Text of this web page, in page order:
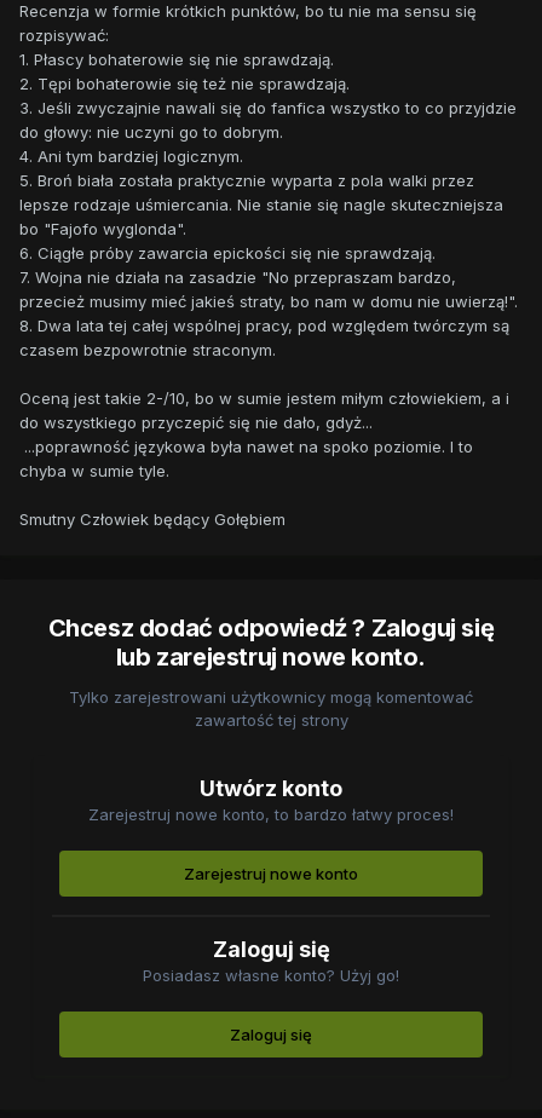
Recenzja w formie krótkich punktów, bo tu nie ma sensu się
rozpisywać:
1. Płascy bohaterowie się nie sprawdzają.
2. Tępi bohaterowie się też nie sprawdzają.
3. Jeśli zwyczajnie nawali się do fanfica wszystko to co przyjdzie
do głowy: nie uczyni go to dobrym.
4. Ani tym bardziej logicznym.
5. Broń biała została praktycznie wyparta z pola walki przez
lepsze rodzaje uśmiercania. Nie stanie się nagle skuteczniejsza
bo "Fajofo wyglonda".
6. Ciągłe próby zawarcia epickości się nie sprawdzają.
7. Wojna nie działa na zasadzie "No przepraszam bardzo,
przecież musimy mieć jakieś straty, bo nam w domu nie uwierzą!".
8. Dwa lata tej całej wspólnej pracy, pod względem twórczym są
czasem bezpowrotnie straconym.
Oceną jest takie 2-/10, bo w sumie jestem miłym człowiekiem, a i
do wszystkiego przyczepić się nie dało, gdyż...
...poprawność językowa była nawet na spoko poziomie. I to
chyba w sumie tyle.
Smutny Człowiek będący Gołębiem
Chcesz dodać odpowiedź ? Zaloguj się
lub zarejestruj nowe konto.
Tylko zarejestrowani użytkownicy mogą komentować
zawartość tej strony
Utwórz konto
Zarejestruj nowe konto, to bardzo łatwy proces!
Zarejestruj nowe konto
Zaloguj się
Posiadasz własne konto? Użyj go!
Zaloguj się